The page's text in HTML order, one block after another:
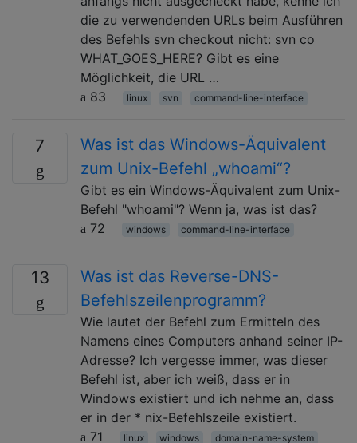
die zu verwendenden URLs beim Ausführen
des Befehls svn checkout nicht: svn co
WHAT_GOES_HERE? Gibt es eine
Möglichkeit, die URL …
83
linux svn command-line-interface
7
Was ist das Windows-Äquivalent
zum Unix-Befehl „whoami“?
Gibt es ein Windows-Äquivalent zum Unix-
Befehl "whoami"? Wenn ja, was ist das?
72
windows command-line-interface
13
Was ist das Reverse-DNS-
Befehlszeilenprogramm?
Wie lautet der Befehl zum Ermitteln des
Namens eines Computers anhand seiner IP-
Adresse? Ich vergesse immer, was dieser
Befehl ist, aber ich weiß, dass er in
Windows existiert und ich nehme an, dass
er in der * nix-Befehlszeile existiert.
71
linux windows domain-name-system